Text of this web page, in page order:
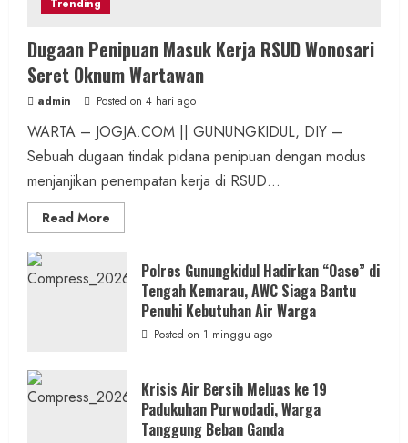
Trending
Dugaan Penipuan Masuk Kerja RSUD Wonosari
Seret Oknum Wartawan
admin Posted on 4 hari ago
WARTA – JOGJA.COM || GUNUNGKIDUL, DIY –
Sebuah dugaan tindak pidana penipuan dengan modus
menjanjikan penempatan kerja di RSUD...
Read More
more
Penipuan
Masuk
RSUD
Wonosari
Seret
Polres Gunungkidul Hadirkan “Oase” di
Tengah Kemarau, AWC Siaga Bantu
Penuhi Kebutuhan Air Warga
Posted on 1 minggu ago
Krisis Air Bersih Meluas ke 19
Padukuhan Purwodadi, Warga
Tanggung Beban Ganda